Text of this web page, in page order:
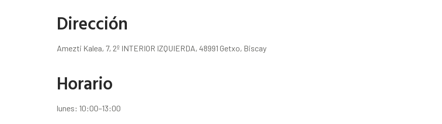
Dirección
Amezti Kalea, 7, 2º INTERIOR IZQUIERDA, 48991 Getxo, Biscay
Horario
lunes: 10:00–13:00